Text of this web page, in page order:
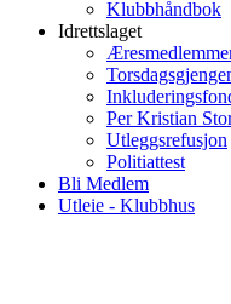
Klubbhåndbok
Idrettslaget
Per Kristian
Utleggsrefusjon
Politiattest
Bli Medlem
Utleie - Klubbhus